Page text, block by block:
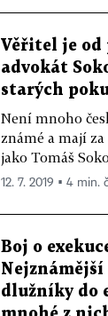
Věřitel je
advokát
starých
Není mnoho
známé a mají
jako Tomáš
12. 7. 2019 ▪ 4 min.
Boj o
dlužníky do